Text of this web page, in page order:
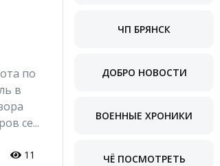
по
в
се...
11
ЧП БРЯНСК
ДОБРО НОВОСТИ
ВОЕННЫЕ ХРОНИКИ
ЧЁ ПОСМОТРЕТЬ